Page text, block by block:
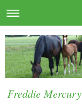
Freddie Mercury